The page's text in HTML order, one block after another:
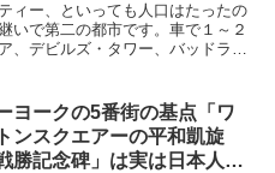
ィー、といっても人口はたったの
いで第二の都市です。車で１～２
、デビルズ・タワー、バッドラン
ヨークの5番街の基点「ワ
ンスクエアーの平和凱旋
勝記念碑」は実は日本人が